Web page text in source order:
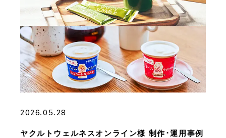
2026.05.28
ヤクルトウェルネスオンライン様 制作･運用事例